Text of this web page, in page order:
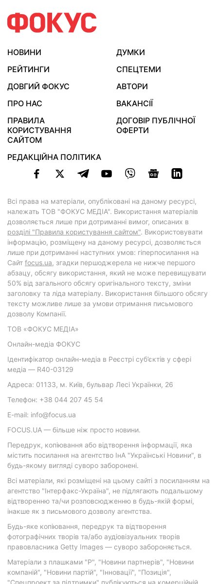
НОВИНИ
ДУМКИ
РЕЙТИНГИ
СПЕЦТЕМИ
ДОВГИЙ ФОКУС
АВТОРИ
ПРО НАС
ВАКАНСІЇ
ПРАВИЛА
КОРИСТУВАННЯ
САЙТОМ
ДОГОВІР ПУБЛІЧНОЇ
ОФЕРТИ
РЕДАКЦІЙНА ПОЛІТИКА
Всі права на матеріали, опубліковані на даному ресурсі,
належать ТОВ "ФОКУС МЕДІА". Використання матеріалів
дозволяється лише при дотриманні вимог, описаних в
розділі "Правила користування сайтом". Використовувати
інформацію, розміщену на даному ресурсі, дозволяється
лише при дотриманні наступних умов: гіперпосилання на
Cайт focus.ua, згадки першоджерела не нижче першого
абзацу, обсягу використання, який не може перевищувати
50% від загального обсягу оригінального тексту, зміни
заголовку та ліда матеріалу. Використання більшого обсягу
тексту можливе лише за умови отримання письмового
дозволу Компанії.
ТОВ «ФОКУС МЕДІА»
Онлайн-медіа ФОКУС
Ідентифікатор онлайн-медіа в Реєстрі суб’єктів у сфері
медіа — R40-03129
Адреса: 01133, м. Київ, бульвар Лесі Українки, 26
Телефон: +38 044 207 45 54
E-mail: info@focus.ua
FOCUS.UA — більше ніж просто новини.
Передрук, копіювання або відтворення інформації, яка
містить посилання на агентство ІнА "Українські Новини", в
будь-якому вигляді суворо заборонені.
Всі матеріали, які розміщені на цьому сайті з посиланням на
агентство "Інтерфакс-Україна", не підлягають подальшому
відтворенню та/чи розповсюдженню в будь-якій формі,
інакше як з письмового дозволу агентства.
Будь-яке копіювання, передрук та відтворення
фотографічних творів та/або аудіовізуальних творів
правовласника Getty Images — суворо забороняється.
Матеріали з плашками "Р", "Новини партнерів", "Новини
компаній", "Новини партій", "Інновації", "Позиція",
"Спецпроект за підтримки" публікуються на комерційній